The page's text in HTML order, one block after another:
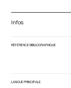
Infos
RÉFÉRENCE BIBLIOGRAPHIQUE
LANGUE PRINCIPALE